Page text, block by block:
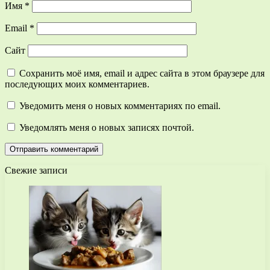
Имя *
Email *
Сайт
Сохранить моё имя, email и адрес сайта в этом браузере для
последующих моих комментариев.
Уведомить меня о новых комментариях по email.
Уведомлять меня о новых записях почтой.
Свежие записи